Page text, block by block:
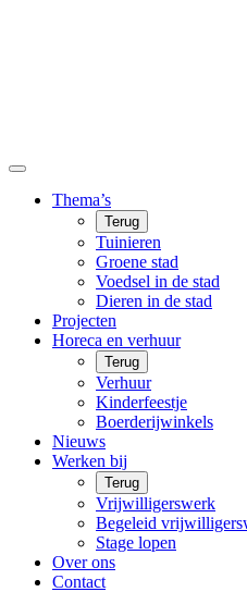
Thema’s
Terug
Tuinieren
Groene stad
Voedsel in de stad
Dieren in de stad
Projecten
Horeca en verhuur
Terug
Verhuur
Kinderfeestje
Boerderijwinkels
Nieuws
Werken bij
Terug
Vrijwilligerswerk
Begeleid
Stage lopen
Over ons
Contact